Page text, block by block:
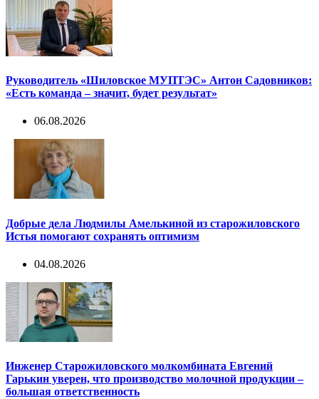
Руководитель «Шиловское МУПТЭС» Антон Садовников:
«Есть команда – значит, будет результат»
06.08.2026
Добрые дела Людмилы Амелькиной из старожиловского
Истья помогают сохранять оптимизм
04.08.2026
Инженер Старожиловского молкомбината Евгений
Гарькин уверен, что производство молочной продукции –
большая ответственность